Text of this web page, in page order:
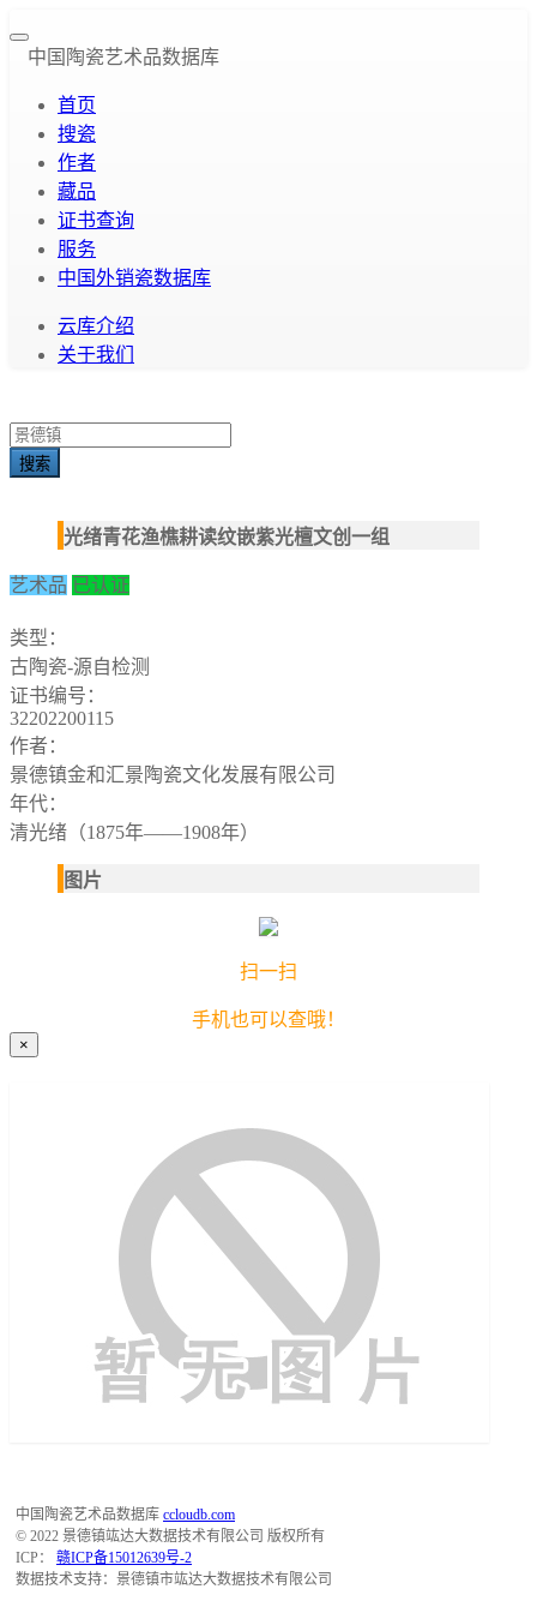
中国陶瓷艺术品数据库
首页
搜瓷
作者
藏品
证书查询
服务
中国外销瓷数据库
云库介绍
关于我们
搜索
光绪青花渔樵耕读纹嵌紫光檀文创一组
艺术品 已认证
类型：
古陶瓷-源自检测
证书编号：
32202200115
作者：
景德镇金和汇景陶瓷文化发展有限公司
年代：
清光绪（1875年——1908年）
图片
扫一扫
手机也可以查哦！
×
中国陶瓷艺术品数据库 ccloudb.com
© 2022 景德镇竑达大数据技术有限公司 版权所有
ICP： 赣ICP备15012639号-2
数据技术支持：景德镇市竑达大数据技术有限公司